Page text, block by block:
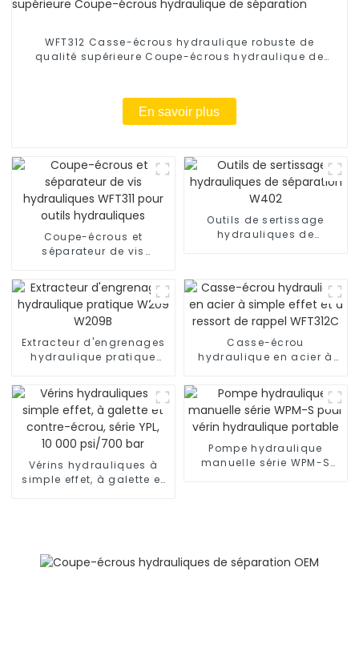
WFT312 Casse-écrous hydraulique robuste de
qualité supérieure Coupe-écrous hydraulique de
En savoir plus
Coupe-écrous et
séparateur de vis
outils hydrauliques
Outils de sertissage
hydrauliques de
Extracteur d'engrenages
hydraulique pratique
Casse-écrou
hydraulique en acier à
de rappel WFT312C
Vérins hydrauliques à
simple effet, à galette et
Pompe hydraulique
manuelle série WPM-S